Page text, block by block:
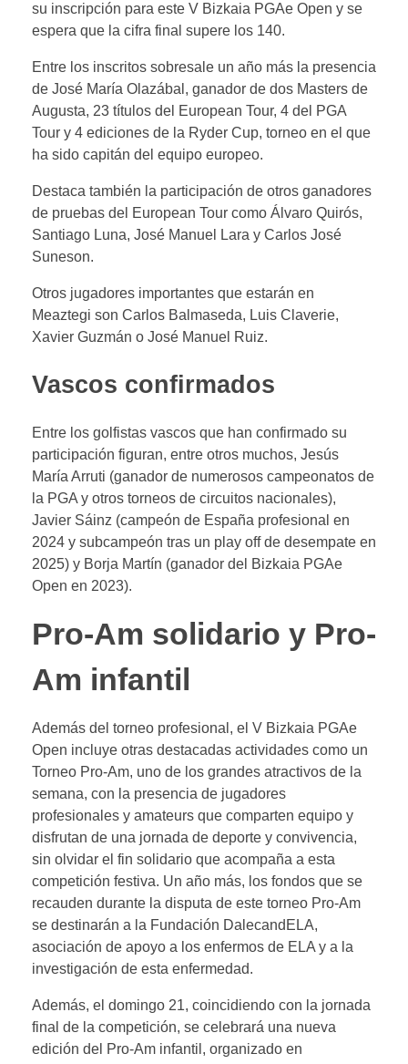
su inscripción para este V Bizkaia PGAe Open y se
espera que la cifra final supere los 140.
Entre los inscritos sobresale un año más la presencia
de José María Olazábal, ganador de dos Masters de
Augusta, 23 títulos del European Tour, 4 del PGA
Tour y 4 ediciones de la Ryder Cup, torneo en el que
ha sido capitán del equipo europeo.
Destaca también la participación de otros ganadores
de pruebas del European Tour como Álvaro Quirós,
Santiago Luna, José Manuel Lara y Carlos José
Suneson.
Otros jugadores importantes que estarán en
Meaztegi son Carlos Balmaseda, Luis Claverie,
Xavier Guzmán o José Manuel Ruiz.
Vascos confirmados
Entre los golfistas vascos que han confirmado su
participación figuran, entre otros muchos, Jesús
María Arruti (ganador de numerosos campeonatos de
la PGA y otros torneos de circuitos nacionales),
Javier Sáinz (campeón de España profesional en
2024 y subcampeón tras un play off de desempate en
2025) y Borja Martín (ganador del Bizkaia PGAe
Open en 2023).
Pro-Am solidario y Pro-
Am infantil
Además del torneo profesional, el V Bizkaia PGAe
Open incluye otras destacadas actividades como un
Torneo Pro-Am, uno de los grandes atractivos de la
semana, con la presencia de jugadores
profesionales y amateurs que comparten equipo y
disfrutan de una jornada de deporte y convivencia,
sin olvidar el fin solidario que acompaña a esta
competición festiva. Un año más, los fondos que se
recauden durante la disputa de este torneo Pro-Am
se destinarán a la Fundación DalecandELA,
asociación de apoyo a los enfermos de ELA y a la
investigación de esta enfermedad.
Además, el domingo 21, coincidiendo con la jornada
final de la competición, se celebrará una nueva
edición del Pro-Am infantil, organizado en